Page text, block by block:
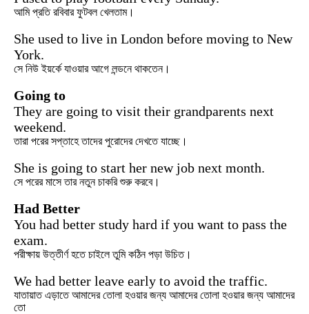
আমি প্রতি রবিবার ফুটবল খেলতাম।
She used to live in London before moving to New
York.
সে নিউ ইয়র্কে যাওয়ার আগে লন্ডনে থাকতেন।
Going to
They are going to visit their grandparents next
weekend.
তারা পরের সপ্তাহে তাদের পুরোদের দেখতে যাচ্ছে।
She is going to start her new job next month.
সে পরের মাসে তার নতুন চাকরি শুরু করবে।
Had Better
You had better study hard if you want to pass the
exam.
পরীক্ষায় উত্তীর্ণ হতে চাইলে তুমি কঠিন পড়া উচিত।
We had better leave early to avoid the traffic.
যাতায়াত এড়াতে আমাদের তােলা হওয়ার জন্য আমাদের তােলা হওয়ার জন্য আমাদের
তাে